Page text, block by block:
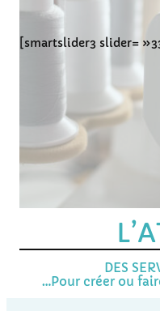
[smartslider3 slider=
DES
…Pour créer ou